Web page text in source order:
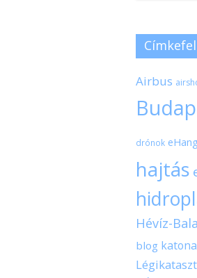
Airbus
drónok eHang
hajtás
Hévíz-
blog